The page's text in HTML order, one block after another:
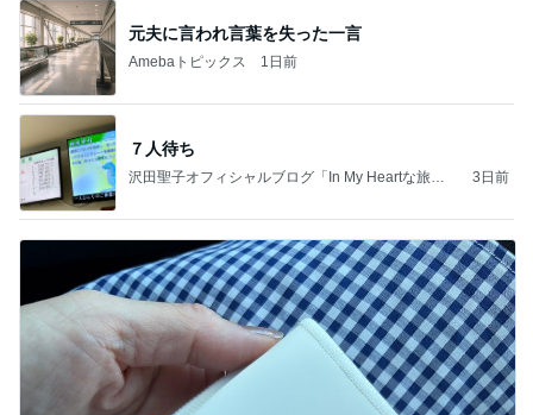
元夫に言われ言葉を失った一言
Amebaトピックス 1日前
７人待ち
沢田聖子オフィシャルブログ「In My Heartな旅日
3日前